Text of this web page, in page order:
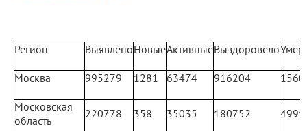
Регион ВыявленоНовыеАктивныеВыздоровело
Москва 995279 1281 63474 916204
Московская
область
220778 358 35035 180752 4991